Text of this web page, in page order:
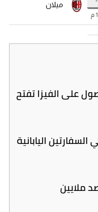
للحصول على الفيزا تفتح
في السفارتين اليابانية
ملايين